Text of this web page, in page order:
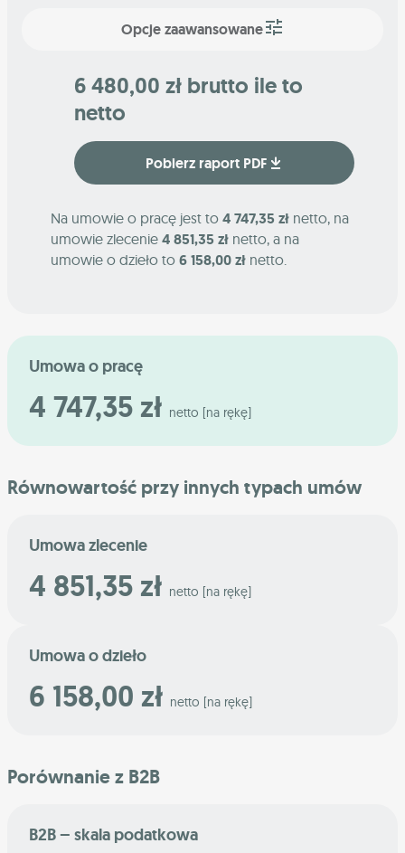
Opcje zaawansowane
6 480,00 zł brutto ile to
netto
Pobierz raport PDF
Na umowie o pracę jest to 4 747,35 zł netto, na
umowie zlecenie 4 851,35 zł netto, a na
umowie o dzieło to 6 158,00 zł netto.
Umowa o pracę
4 747,35 zł netto [na rękę]
Równowartość przy innych typach umów
Umowa zlecenie
4 851,35 zł netto [na rękę]
Umowa o dzieło
6 158,00 zł netto [na rękę]
Porównanie z B2B
B2B – skala podatkowa